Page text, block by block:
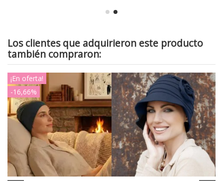
Los clientes que adquirieron este producto
también compraron:
¡En oferta!
-16,66%